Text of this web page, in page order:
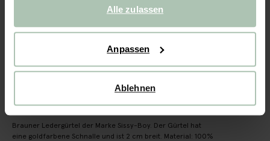
Alle zulassen
Anpassen
Ablehnen
IN DEN WARENKORB
Schnelle Lieferung
14 Tage Bedenkzeit
Brauner Ledergürtel der Marke Sissy-Boy. Der Gürtel hat
eine goldfarbene Schnalle und ist 2 cm breit. Material: 100%